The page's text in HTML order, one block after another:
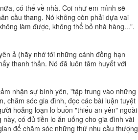
có thể về nhà. Coi như em mình sẽ
cầu thang. Nó không còn phải dựa vai
làm được, không thể bỏ nhà hàng...".
ả (hãy nhớ tới những cánh đồng hạn
thanh thản. Nó đã luôn tâm huyết với
nhận sự bình yên, "tập trung vào những
chăm sóc gia đình, đọc các bài luận tuyệt
hoảng loạn lo buồn "thiếu an yên" ngoài
có đủ tiền lo ăn uống cho gia đình vài
để chăm sóc những thứ nhu cầu thượng